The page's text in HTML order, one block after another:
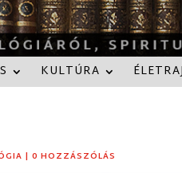
KULTÚRA
|0 HOZZÁSZÓLÁS